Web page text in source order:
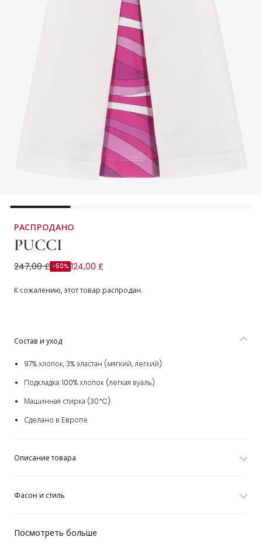
РАСПРОДАНО
PUCCI
Платье без рукавов с принтом Marmo бело-розовое для
247,00 £ -50% 124,00 £
К сожалению, этот товар распродан.
Посмотреть больше
Состав и уход
97% хлопок, 3% эластан (мягкий, легкий)
Подкладка: 100% хлопок (легкая вуаль)
Машинная стирка (30*C)
Сделано в Европе
Описание товара
Фасон и стиль